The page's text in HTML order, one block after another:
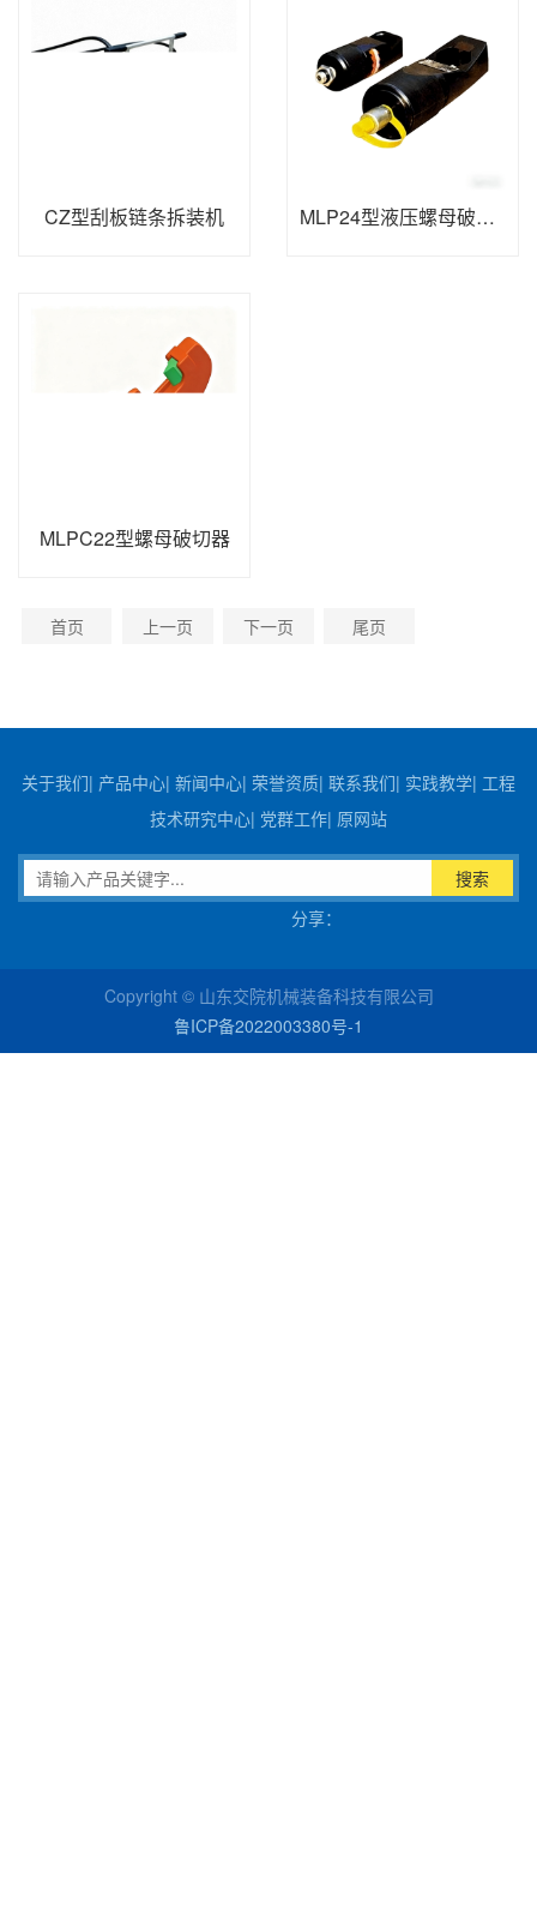
CZ型刮板链条拆装机 MLP24型液压螺母破切器
MLPC22型螺母破切器
首页 上一页 下一页 尾页
关于我们| 产品中心| 新闻中心| 荣誉资质| 联系我们| 实践教学| 工程
技术研究中心| 党群工作| 原网站
搜索
分享：
Copyright © 山东交院机械装备科技有限公司
鲁ICP备2022003380号-1